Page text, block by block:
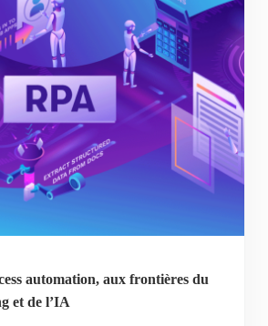
automation, aux frontières du
et de l’IA